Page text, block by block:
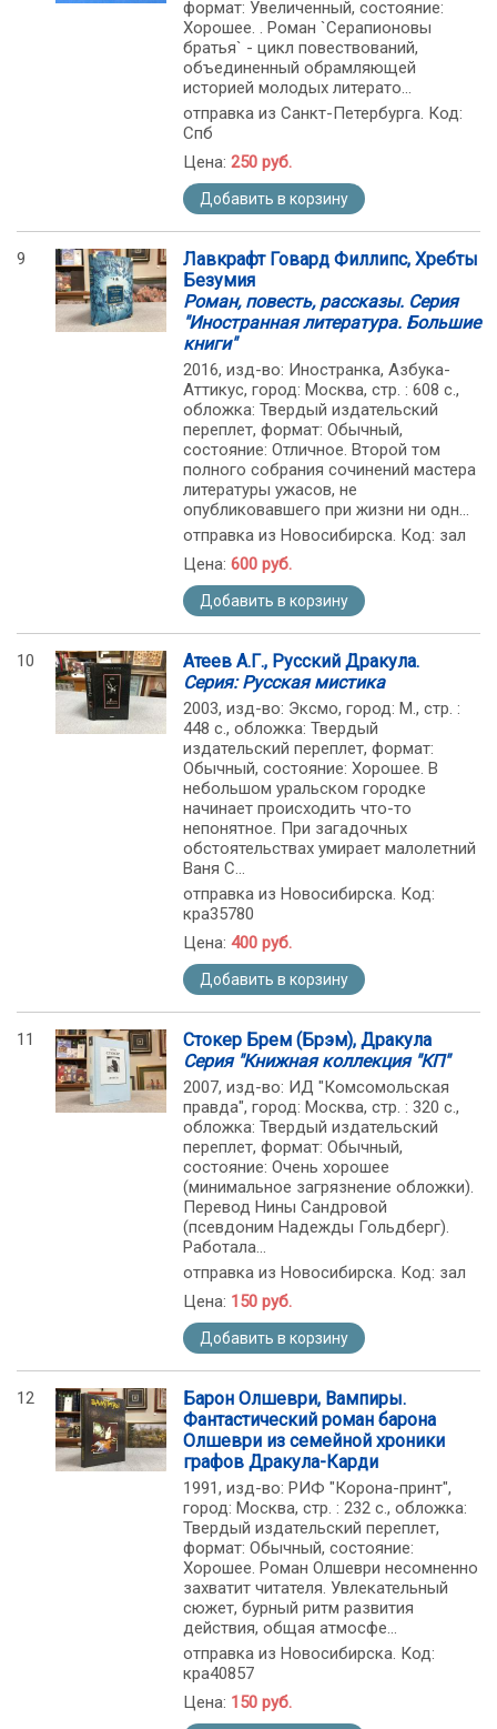
формат: Увеличенный, состояние:
Хорошее. . Роман `Серапионовы
братья` - цикл повествований,
объединенный обрамляющей
историей молодых литерато...
отправка из Санкт-Петербурга. Код:
Спб
Цена: 250 руб.
Добавить в корзину
9
Лавкрафт Говард Филлипс, Хребты
Безумия
Роман, повесть, рассказы. Серия
"Иностранная литература. Большие
книги"
2016, изд-во: Иностранка, Азбука-
Аттикус, город: Москва, стр. : 608 с.,
обложка: Твердый издательский
переплет, формат: Обычный,
состояние: Отличное. Второй том
полного собрания сочинений мастера
литературы ужасов, не
опубликовавшего при жизни ни одн...
отправка из Новосибирска. Код: зал
Цена: 600 руб.
Добавить в корзину
10
Атеев А.Г., Русский Дракула.
Серия: Русская мистика
2003, изд-во: Эксмо, город: М., стр. :
448 с., обложка: Твердый
издательский переплет, формат:
Обычный, состояние: Хорошее. В
небольшом уральском городке
начинает происходить что-то
непонятное. При загадочных
обстоятельствах умирает малолетний
Ваня С...
отправка из Новосибирска. Код:
кра35780
Цена: 400 руб.
Добавить в корзину
11
Стокер Брем (Брэм), Дракула
Серия "Книжная коллекция "КП"
2007, изд-во: ИД "Комсомольская
правда", город: Москва, стр. : 320 с.,
обложка: Твердый издательский
переплет, формат: Обычный,
состояние: Очень хорошее
(минимальное загрязнение обложки).
Перевод Нины Сандровой
(псевдоним Надежды Гольдберг).
Работала...
отправка из Новосибирска. Код: зал
Цена: 150 руб.
Добавить в корзину
12
Барон Олшеври, Вампиры.
Фантастический роман барона
Олшеври из семейной хроники
графов Дракула-Карди
1991, изд-во: РИФ "Корона-принт",
город: Москва, стр. : 232 с., обложка:
Твердый издательский переплет,
формат: Обычный, состояние:
Хорошее. Роман Олшеври несомненно
захватит читателя. Увлекательный
сюжет, бурный ритм развития
действия, общая атмосфе...
отправка из Новосибирска. Код:
кра40857
Цена: 150 руб.